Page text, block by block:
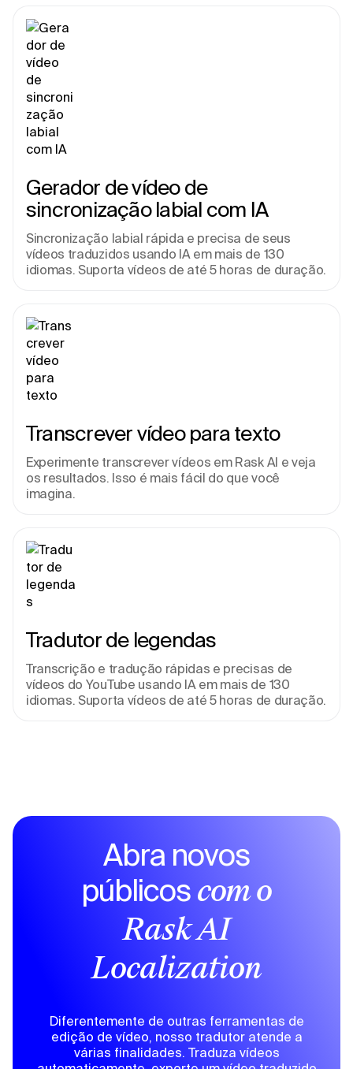
Gerador de vídeo de
sincronização labial com IA
Sincronização labial rápida e precisa de seus
vídeos traduzidos usando IA em mais de 130
idiomas. Suporta vídeos de até 5 horas de duração.
Transcrever vídeo para texto
Experimente transcrever vídeos em Rask AI e veja
os resultados. Isso é mais fácil do que você
imagina.
Tradutor de legendas
Transcrição e tradução rápidas e precisas de
vídeos do YouTube usando IA em mais de 130
idiomas. Suporta vídeos de até 5 horas de duração.
Abra novos
públicos com o
Rask AI
Localization
Diferentemente de outras ferramentas de
edição de vídeo, nosso tradutor atende a
várias finalidades. Traduza vídeos